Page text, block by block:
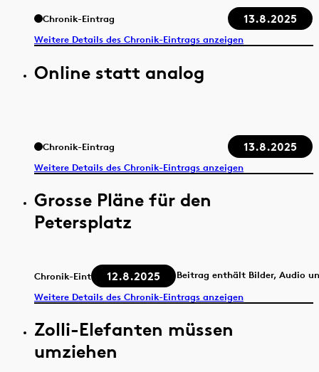
Chronik-Eintrag 13.8.2025
Weitere Details des Chronik-Eintrags anzeigen
Online statt analog
Chronik-Eintrag 13.8.2025
Weitere Details des Chronik-Eintrags anzeigen
Grosse Pläne für den
Petersplatz
Chronik-Eintrag 12.8.2025
Beitrag enthält Bilder, Audio
Weitere Details des Chronik-Eintrags anzeigen
Zolli-Elefanten müssen
umziehen